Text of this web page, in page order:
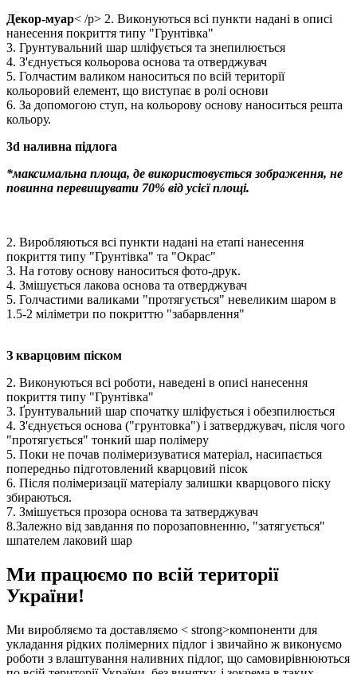
Декор-муар< /p> 2. Виконуються всі пункти надані в описі
нанесення покриття типу "Грунтівка"
3. Грунтувальний шар шліфується та знепилюється
4. З'єднується кольорова основа та отверджувач
5. Голчастим валиком наноситься по всій території
кольоровий елемент, що виступає в ролі основи
6. За допомогою ступ, на кольорову основу наноситься решта
кольору.
3d наливна підлога
*максимальна площа, де використовується зображення, не
повинна перевищувати 70% від усієї площі.
2. Виробляються всі пункти надані на етапі нанесення
покриття типу "Грунтівка" та "Окрас"
3. На готову основу наноситься фото-друк.
4. Змішується лакова основа та отверджувач
5. Голчастими валиками "протягується" невеликим шаром в
1.5-2 міліметри по покриттю "забарвлення"
З кварцовим піском
2. Виконуються всі роботи, наведені в описі нанесення
покриття типу "Грунтівка"
3. Ґрунтувальний шар спочатку шліфується і обезпилюється
4. З'єднується основа ("грунтовка") і затверджувач, після чого
"протягується" тонкий шар полімеру
5. Поки не почав полімеризуватися матеріал, насипається
попередньо підготовлений кварцовий пісок
6. Після полімеризації матеріалу залишки кварцового піску
збираються.
7. Змішується прозора основа та затверджувач
8.Залежно від завдання по порозаповненню, "затягується"
шпателем лаковий шар
Ми працюємо по всій території
України!
Ми виробляємо та доставляємо < strong>компоненти для
укладання рідких полімерних підлог і звичайно ж виконуємо
роботи з влаштування наливних підлог, що самовирівнюються